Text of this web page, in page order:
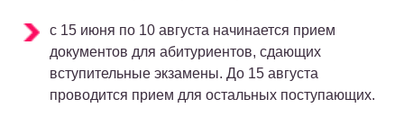
с 15 июня по 10 августа начинается прием
документов для абитуриентов, сдающих
вступительные экзамены. До 15 августа
проводится прием для остальных поступающих.